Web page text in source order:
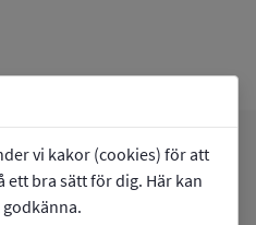
vi kakor (cookies) för att
ett bra sätt för dig. Här kan
Aarrow_forward